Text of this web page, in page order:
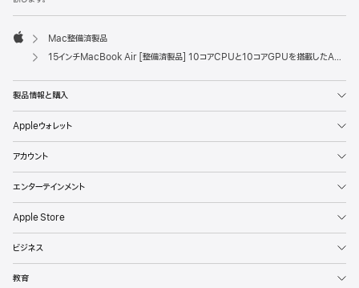
Apple
Mac整備済製品
15インチMacBook Air [整備済製品] 10コアCPUと10コアGPUを搭載したApple M4チップ - シルバー
製品情報と購入
Appleウォレット
アカウント
エンターテインメント
Apple Store
ビジネス
教育